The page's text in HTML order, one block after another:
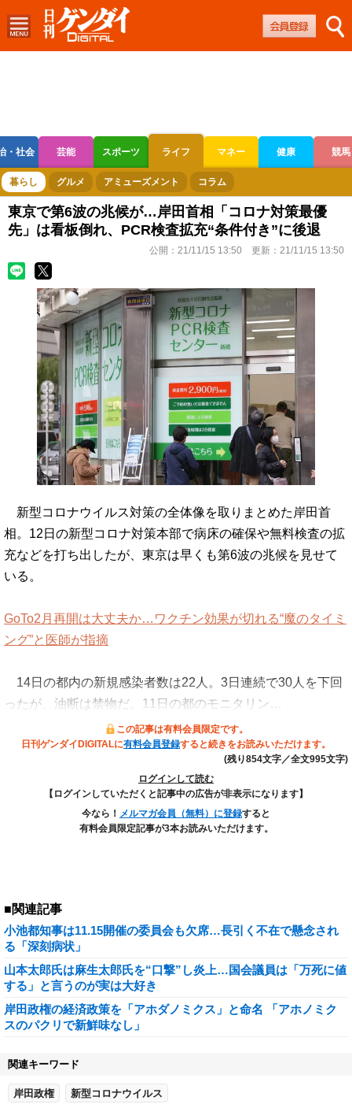
・社会 芸能 スポーツ ライフ マネー 健康 競馬
ボートレース 競輪 オートレース
暮らし グルメ アミューズメント コラム
東京で第6波の兆候が…岸田首相「コロナ対策最優
先」は看板倒れ、PCR検査拡充“条件付き”に後退
公開： 21/11/15 13:50 更新： 21/11/15 13:50
新型コロナウイルス対策の全体像を取りまとめた岸田首
相。12日の新型コロナ対策本部で病床の確保や無料検査の拡
充などを打ち出したが、東京は早くも第6波の兆候を見せて
いる。
GoTo2月再開は大丈夫か…ワクチン効果が切れる“魔のタイミ
ング”と医師が指摘
14日の都内の新規感染者数は22人。3日連続で30人を下回
ったが、油断は禁物だ。11日の都のモニタリン…
この記事は有料会員限定です。
日刊ゲンダイDIGITALに有料会員登録すると続きをお読みいただけます。
(残り854文字／全文995文字)
ログインして読む
【ログインしていただくと記事中の広告が非表示になります】
今なら！ メルマガ会員（無料）に登録すると
有料会員限定記事が3本お読みいただけます。
■関連記事
小池都知事は11.15開催の委員会も欠席…長引く不在で懸念され
る「深刻病状」
山本太郎氏は麻生太郎氏を“口撃”し炎上…国会議員は「万死に値
する」と言うのが実は大好き
岸田政権の経済政策を「アホダノミクス」と命名 「アホノミク
スのパクリで新鮮味なし」
関連キーワード
岸田政権 新型コロナウイルス